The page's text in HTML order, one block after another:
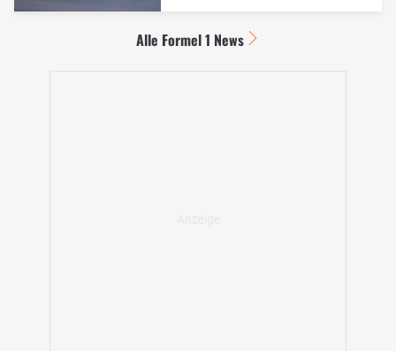
Alle Formel 1 News